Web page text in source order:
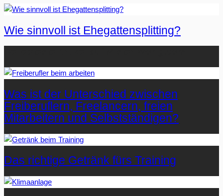
Wie sinnvoll ist Ehegattensplitting?
Was ist der Unterschied zwischen
Freiberuflern, Freelancern, freien
Mitarbeitern und Selbstständigen?
Das richtige Getränk fürs Training